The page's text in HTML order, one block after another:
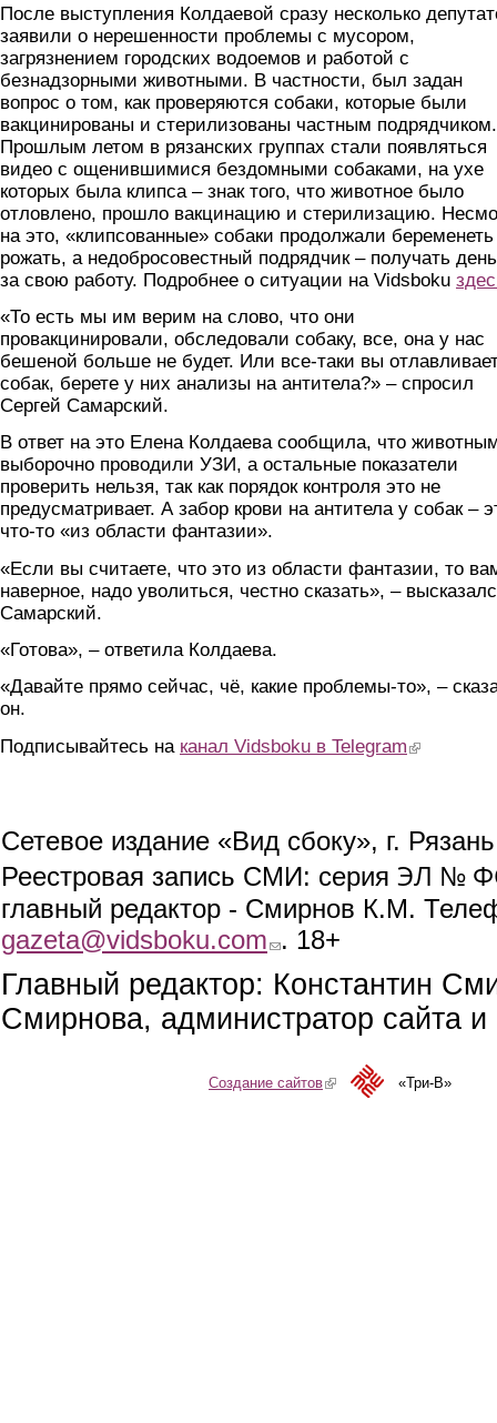
После выступления Колдаевой сразу несколько
заявили о нерешенности проблемы с мусором,
загрязнением городских водоемов и работой с
безнадзорными животными. В частности, был задан
вопрос о том, как проверяются собаки, которые были
вакцинированы и стерилизованы частным подрядчиком.
Прошлым летом в рязанских группах стали появляться
видео с ощенившимися бездомными собаками, на ухе
которых была клипса – знак того, что животное было
отловлено, прошло вакцинацию и стерилизацию.
на это, «клипсованные» собаки продолжали
рожать, а недобросовестный подрядчик – получать
за свою работу. Подробнее о ситуации на Vidsboku
«То есть мы им верим на слово, что они
провакцинировали, обследовали собаку, все, она у нас
бешеной больше не будет. Или все-таки вы
собак, берете у них анализы на антитела?» – спросил
Сергей Самарский.
В ответ на это Елена Колдаева сообщила, что
выборочно проводили УЗИ, а остальные показатели
проверить нельзя, так как порядок контроля это не
предусматривает. А забор крови на антитела у собак –
что-то «из области фантазии».
«Если вы считаете, что это из области фантазии, то
наверное, надо уволиться, честно сказать», –
Самарский.
«Готова», – ответила Колдаева.
«Давайте прямо сейчас, чё, какие проблемы-то», –
он.
Подписывайтесь на канал Vidsboku в Telegram (link is
Сетевое издание «Вид сбоку», г.
Реестровая запись СМИ: серия ЭЛ №
главный редактор - Смирнов К.М.
gazeta@vidsboku.com (link sends e-mail)
. 18+
Главный редактор: Константин
Смирнова, администратор сайта
Создание сайтов(link is external)«Три-В»